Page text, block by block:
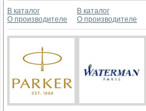
В каталог
О производителе
В каталог
О производителе